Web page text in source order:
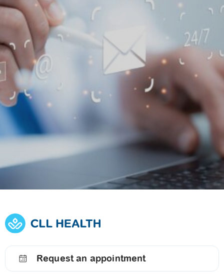
Find a doctor Find a location
Explore our
services
Opportunities at
Request an appointment